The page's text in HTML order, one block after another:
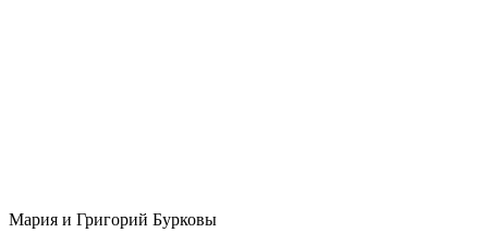
Мария и Григорий Бурковы